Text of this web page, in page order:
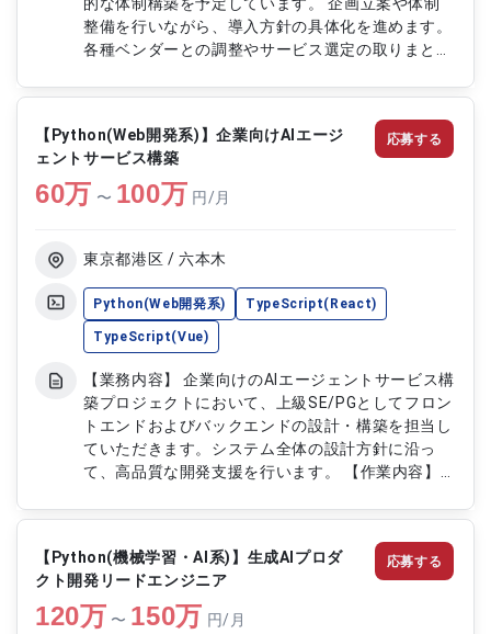
整備を行いながら、導入方針の具体化を進めます。
各種ベンダーとの調整やサービス選定の取りまとめ
し、認証領域やM365連携を含む全体最適を図りま
す。 【作業内容】 ・生成AI導入に向けた企画およ
び体制構築支援 ・PoC実施に向けた計画策定および
推進 ・各種ベンダーとの窓口対応および調整 ・サ
ービス選定に向けた情報整理および比較検討 ・社
内関係部門との連携および調整対応
【Python(Web開発系)】企業向けAIエージ
ェントサービス構築
60万 〜 100万 円/月
東京都港区 / 六本木
Python(Web開発系) TypeScript(React)
TypeScript(Vue)
【業務内容】 企業向けのAIエージェントサービス構
築プロジェクトにおいて、上級SE/PGとしてフロン
トエンドおよびバックエンドの設計・構築を担当し
ていただきます。システム全体の設計方針に沿っ
て、高品質な開発支援を行います。 【作業内容】
ドの設計および構築 ・設計書や仕様書の作成・レ
ビュー ・開発環境におけるコード実装・テスト
応募する
【Python(機械学習・AI系)】生成AIプロダ
クト開発リードエンジニア
120万 〜 150万 円/月
応募する